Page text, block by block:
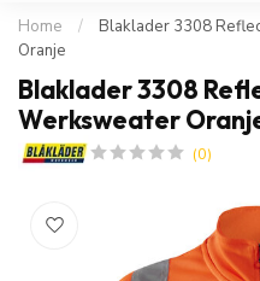
Home /
Blaklader 3308
Oranje
Blaklader 3308
Werksweater
(0)